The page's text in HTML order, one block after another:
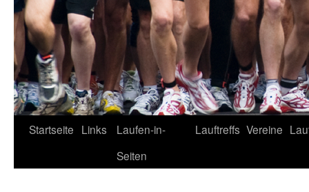
Startseite Links
Laufen-in-
Seiten
Lauftreffs Vereine